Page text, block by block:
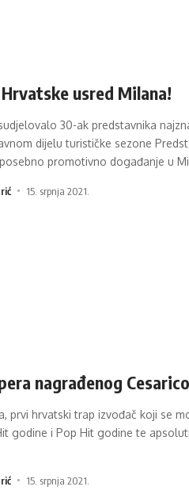
usred Milana!
30-ak predstavnika
dijelu turističke sezone
promotivno događanje u
15. srpnja 2021.
nagrađenog
prvi hrvatski trap izvođač koji se
godine i Pop Hit godine te
15. srpnja 2021.